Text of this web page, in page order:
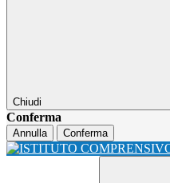
Chiudi
Conferma
Annulla Conferma